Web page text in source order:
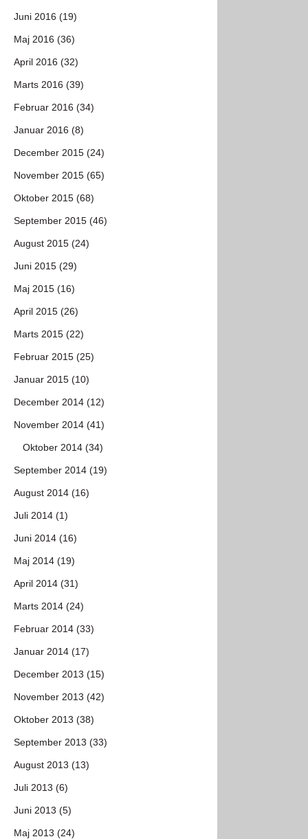
Juni 2016 (19)
Maj 2016 (36)
April 2016 (32)
Marts 2016 (39)
Februar 2016 (34)
Januar 2016 (8)
December 2015 (24)
November 2015 (65)
Oktober 2015 (68)
September 2015 (46)
August 2015 (24)
Juni 2015 (29)
Maj 2015 (16)
April 2015 (26)
Marts 2015 (22)
Februar 2015 (25)
Januar 2015 (10)
December 2014 (12)
November 2014 (41)
Oktober 2014 (34)
September 2014 (19)
August 2014 (16)
Juli 2014 (1)
Juni 2014 (16)
Maj 2014 (19)
April 2014 (31)
Marts 2014 (24)
Februar 2014 (33)
Januar 2014 (17)
December 2013 (15)
November 2013 (42)
Oktober 2013 (38)
September 2013 (33)
August 2013 (13)
Juli 2013 (6)
Juni 2013 (5)
Maj 2013 (24)